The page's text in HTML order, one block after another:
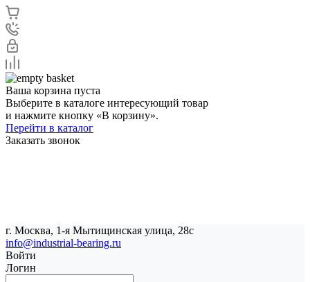
Ваша корзина пуста
Выберите в каталоге интересующий товар
и нажмите кнопку «В корзину».
Перейти в каталог
Заказать звонок
г. Москва, 1-я Мытищинская улица, 28с
info@industrial-bearing.ru
Войти
Логин